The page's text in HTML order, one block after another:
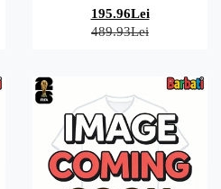
195.96Lei
489.93Lei